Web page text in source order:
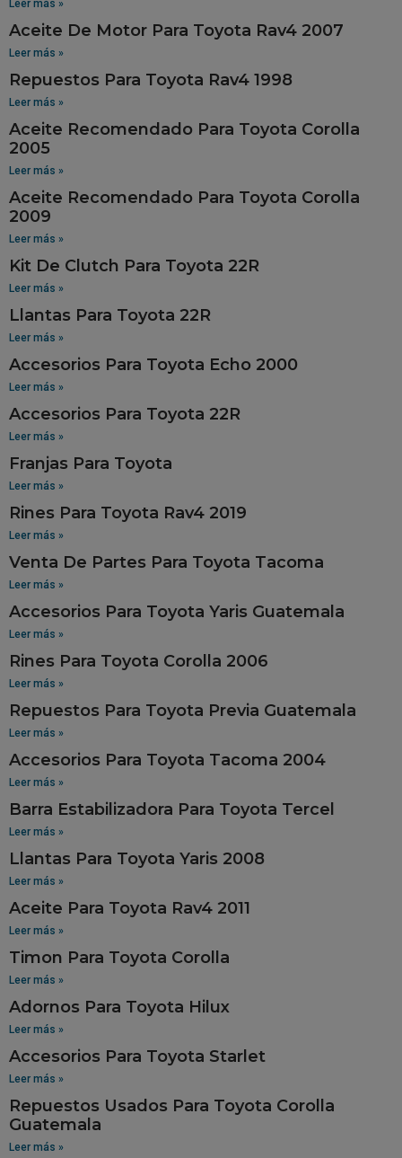
Leer más »
Aceite De Motor Para Toyota Rav4 2007
Leer más »
Repuestos Para Toyota Rav4 1998
Leer más »
Aceite Recomendado Para Toyota Corolla
2005
Leer más »
Aceite Recomendado Para Toyota Corolla
2009
Leer más »
Kit De Clutch Para Toyota 22R
Leer más »
Llantas Para Toyota 22R
Leer más »
Accesorios Para Toyota Echo 2000
Leer más »
Accesorios Para Toyota 22R
Leer más »
Franjas Para Toyota
Leer más »
Rines Para Toyota Rav4 2019
Leer más »
Venta De Partes Para Toyota Tacoma
Leer más »
Accesorios Para Toyota Yaris Guatemala
Leer más »
Rines Para Toyota Corolla 2006
Leer más »
Repuestos Para Toyota Previa Guatemala
Leer más »
Accesorios Para Toyota Tacoma 2004
Leer más »
Barra Estabilizadora Para Toyota Tercel
Leer más »
Llantas Para Toyota Yaris 2008
Leer más »
Aceite Para Toyota Rav4 2011
Leer más »
Timon Para Toyota Corolla
Leer más »
Adornos Para Toyota Hilux
Leer más »
Accesorios Para Toyota Starlet
Leer más »
Repuestos Usados Para Toyota Corolla
Guatemala
Leer más »